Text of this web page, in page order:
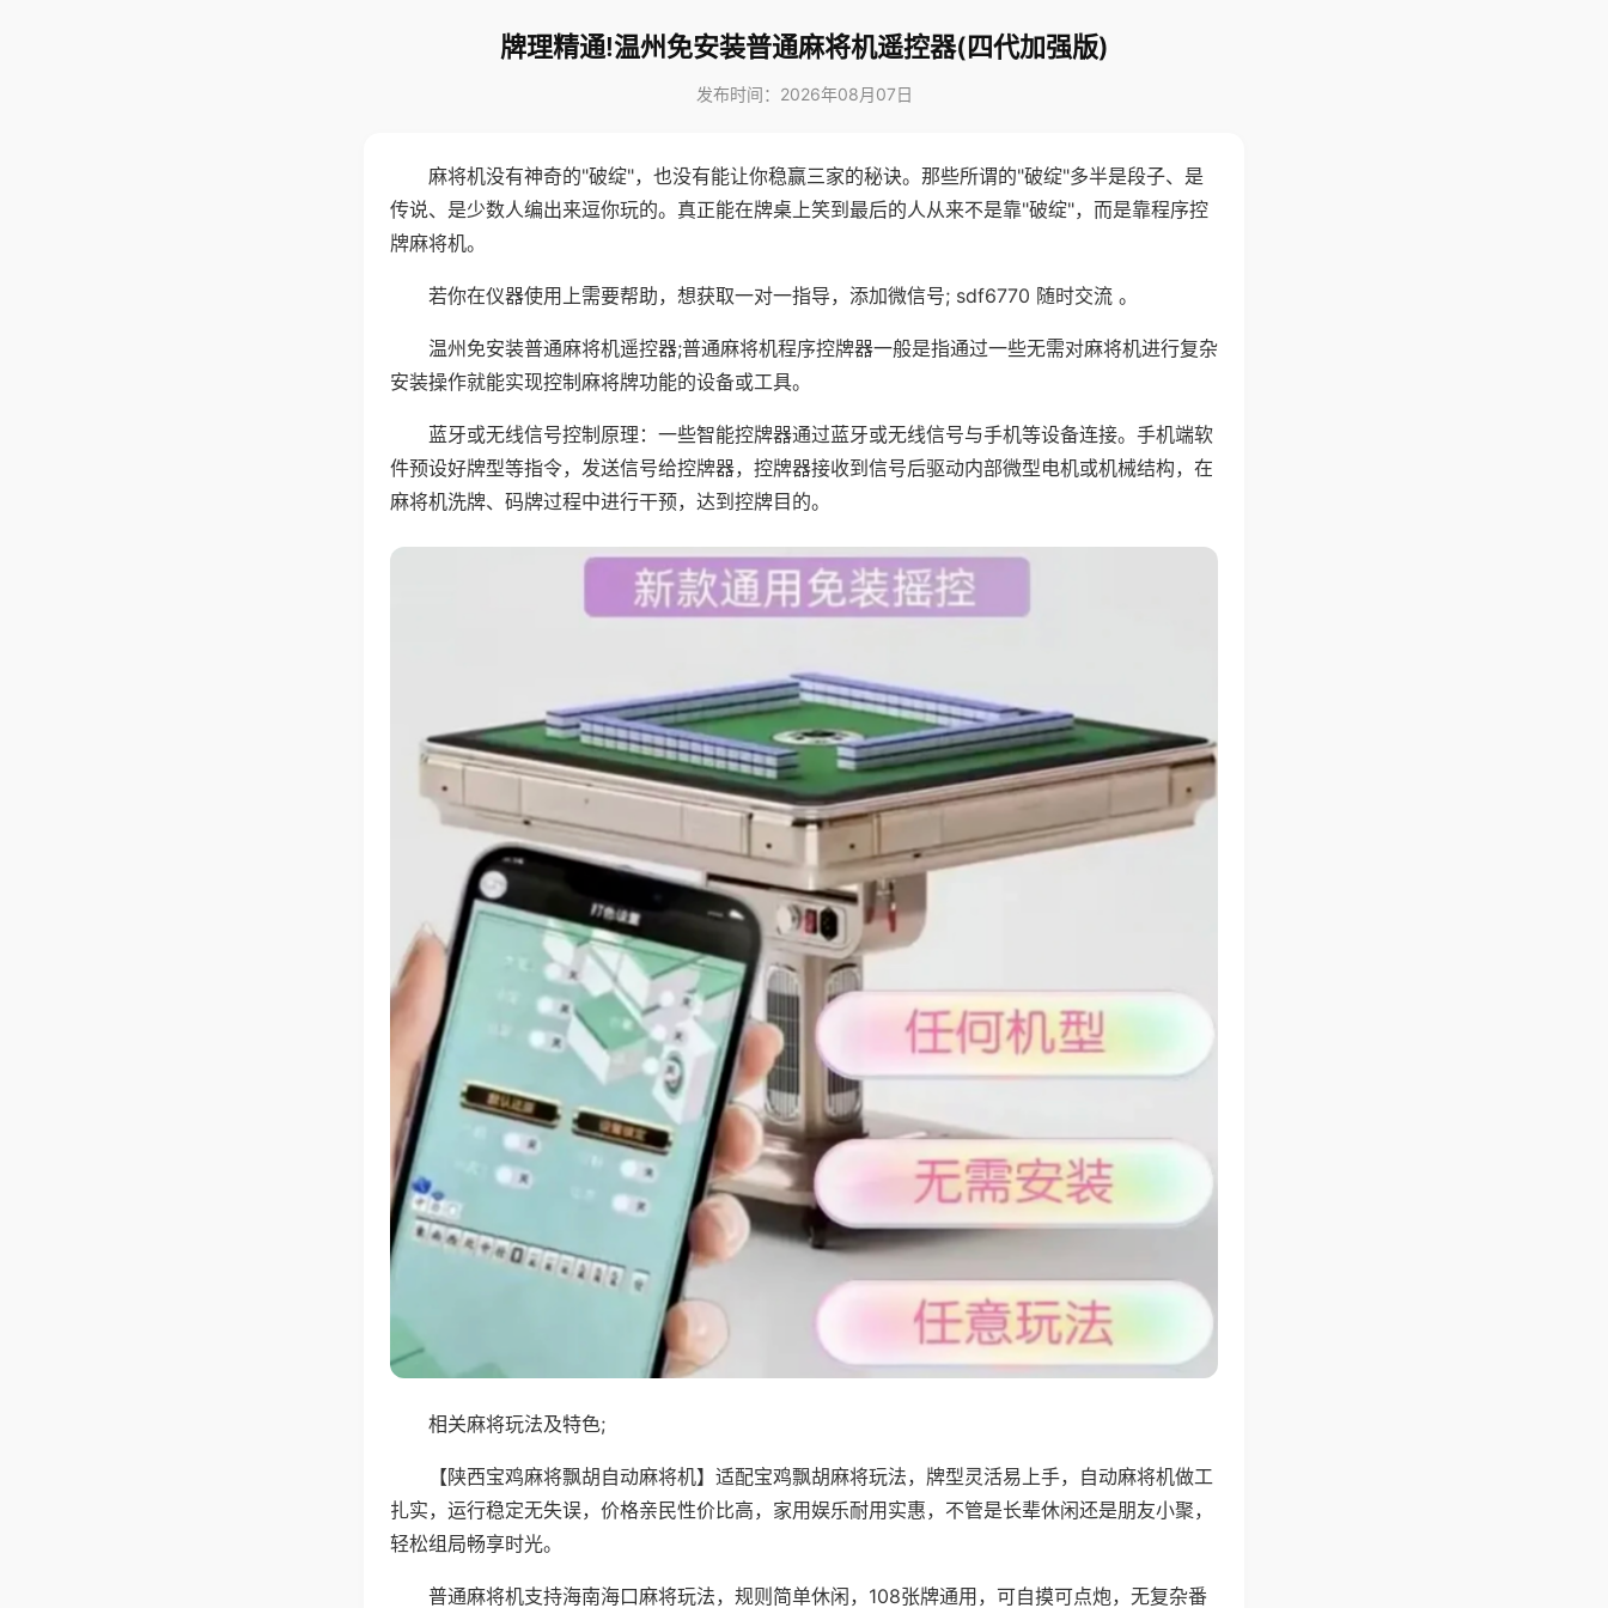
牌理精通!温州免安装普通麻将机遥控器(四代加强版)
发布时间：2026年08月07日
麻将机没有神奇的"破绽"，也没有能让你稳赢三家的秘诀。那些所谓的"破绽"多半是段子、是
传说、是少数人编出来逗你玩的。真正能在牌桌上笑到最后的人从来不是靠"破绽"，而是靠程序控
牌麻将机。
若你在仪器使用上需要帮助，想获取一对一指导，添加微信号; sdf6770 随时交流 。
温州免安装普通麻将机遥控器;普通麻将机程序控牌器一般是指通过一些无需对麻将机进行复杂
安装操作就能实现控制麻将牌功能的设备或工具。
蓝牙或无线信号控制原理：一些智能控牌器通过蓝牙或无线信号与手机等设备连接。手机端软
件预设好牌型等指令，发送信号给控牌器，控牌器接收到信号后驱动内部微型电机或机械结构，在
麻将机洗牌、码牌过程中进行干预，达到控牌目的。
相关麻将玩法及特色;
【陕西宝鸡麻将飘胡自动麻将机】适配宝鸡飘胡麻将玩法，牌型灵活易上手，自动麻将机做工
扎实，运行稳定无失误，价格亲民性价比高，家用娱乐耐用实惠，不管是长辈休闲还是朋友小聚，
轻松组局畅享时光。
普通麻将机支持海南海口麻将玩法，规则简单休闲，108张牌通用，可自摸可点炮，无复杂番